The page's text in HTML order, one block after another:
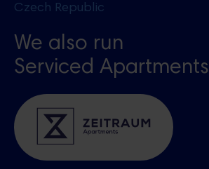
Czech Republic
We also run
Serviced Apartments